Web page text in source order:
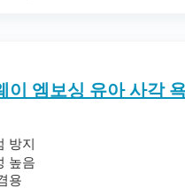
이 엠보싱 유아 사각
방지
높음
용